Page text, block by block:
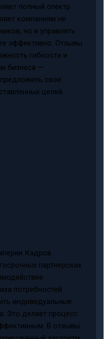
полный спектр
компаниям не
но и управлять
эффективно. Отзывы
гибкости и
бизнеса —
свое
целей.
Кадров
партнерских
потребностей
индивидуальные
Это делает процесс
В отзывы